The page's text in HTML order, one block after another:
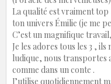
La qualité est vraiment top
ton univers Émilie (je me
C’est un magnifique
Je les adores tous les 3 ,
ludique, nous transportes
comme dans un conte .
J’utilise quotidiennement